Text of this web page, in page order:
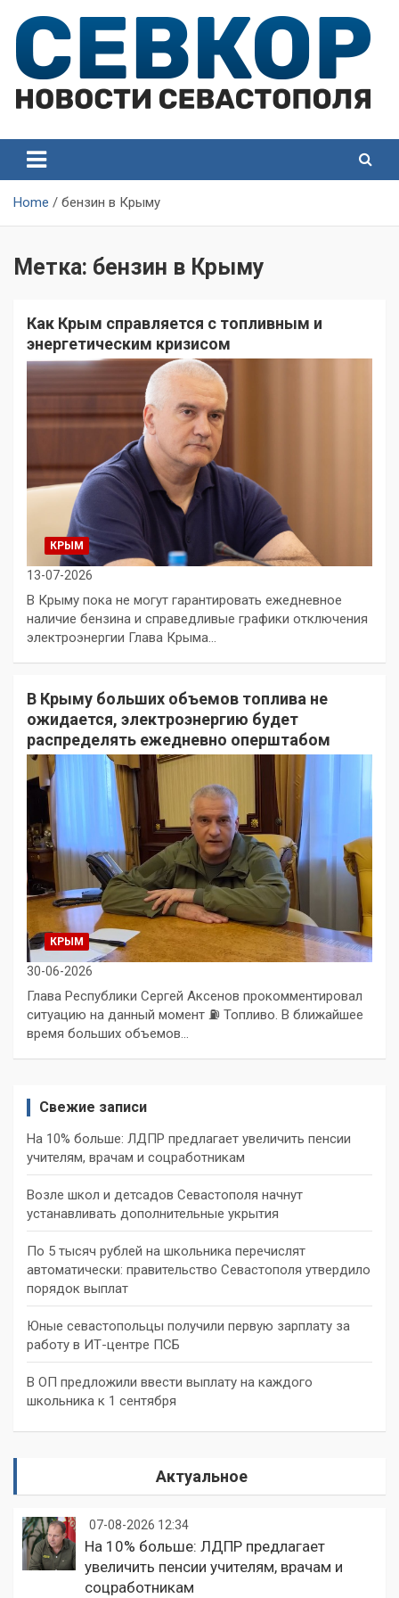
content
Севастополя
Севастополя
Home бензин в Крыму
Метка: бензин в Крыму
Как Крым справляется с топливным и
энергетическим кризисом
КРЫМ
13-07-2026
В Крыму пока не могут гарантировать ежедневное
наличие бензина и справедливые графики отключения
электроэнергии Глава Крыма…
В Крыму больших объемов топлива не
ожидается, электроэнергию будет
распределять ежедневно оперштабом
КРЫМ
30-06-2026
Глава Республики Сергей Аксенов прокомментировал
ситуацию на данный момент ⛽️ Топливо. В ближайшее
время больших объемов…
Свежие записи
На 10% больше: ЛДПР предлагает увеличить пенсии
учителям, врачам и соцработникам
Возле школ и детсадов Севастополя начнут
устанавливать дополнительные укрытия
По 5 тысяч рублей на школьника перечислят
автоматически: правительство Севастополя утвердило
порядок выплат
Юные севастопольцы получили первую зарплату за
работу в ИТ-центре ПСБ
В ОП предложили ввести выплату на каждого
школьника к 1 сентября
Актуальное
07-08-2026 12:34
На 10% больше: ЛДПР предлагает
увеличить пенсии учителям, врачам и
соцработникам